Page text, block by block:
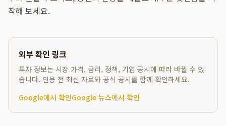
작해 보세요.
외부 확인 링크
투자 정보는 시장 가격, 금리, 정책, 기업 공시에 따라 바뀔 수 있
습니다. 인용 전 최신 자료와 공식 공시를 함께 확인하세요.
Google에서 확인Google 뉴스에서 확인